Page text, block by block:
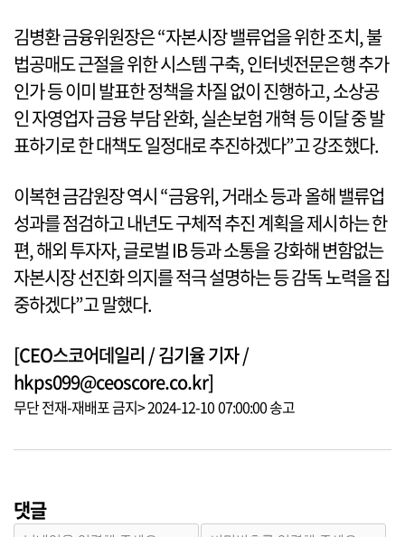
김병환 금융위원장은 “자본시장 밸류업을 위한 조치, 불
법공매도 근절을 위한 시스템 구축, 인터넷전문은행 추가
인가 등 이미 발표한 정책을 차질 없이 진행하고, 소상공
인 자영업자 금융 부담 완화, 실손보험 개혁 등 이달 중 발
표하기로 한 대책도 일정대로 추진하겠다”고 강조했다.
이복현 금감원장 역시 “금융위, 거래소 등과 올해 밸류업
성과를 점검하고 내년도 구체적 추진 계획을 제시하는 한
편, 해외 투자자, 글로벌 IB 등과 소통을 강화해 변함없는
자본시장 선진화 의지를 적극 설명하는 등 감독 노력을 집
중하겠다”고 말했다.
[CEO스코어데일리 / 김기율 기자 /
hkps099@ceoscore.co.kr]
무단 전재-재배포 금지> 2024-12-10 07:00:00 송고
댓글